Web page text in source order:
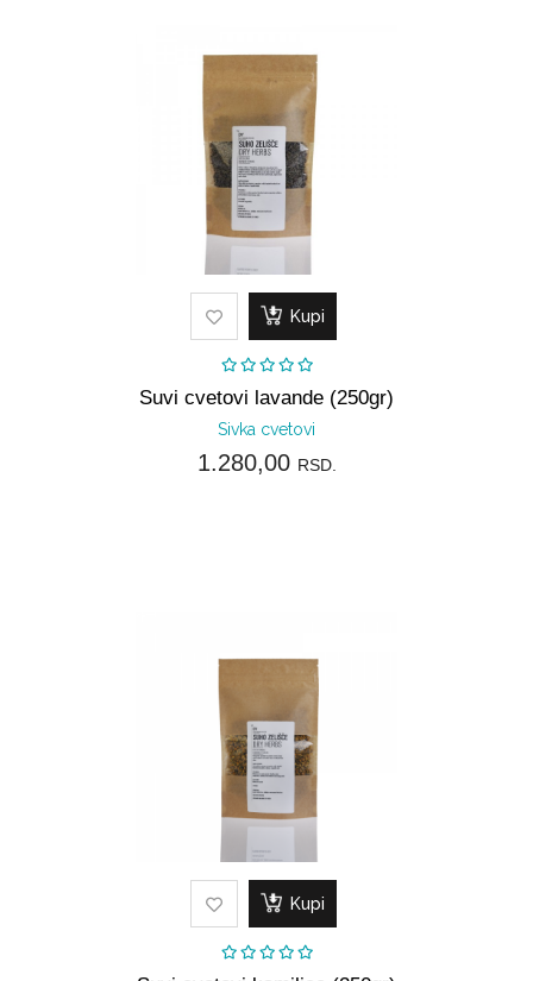
Kupi
Suvi cvetovi lavande (250gr)
Sivka cvetovi
1.280,00 RSD.
Kupi